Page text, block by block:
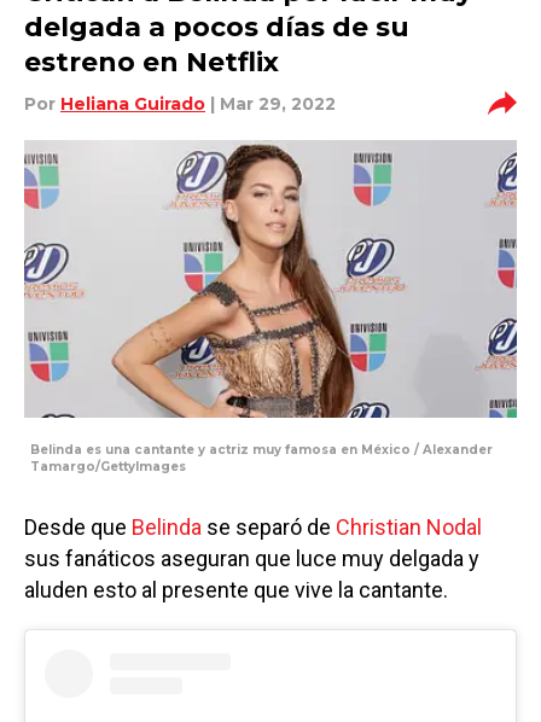
delgada a pocos días de su
estreno en Netflix
Por Heliana Guirado | Mar 29, 2022
Belinda es una cantante y actriz muy famosa en México / Alexander
Tamargo/GettyImages
Desde que Belinda se separó de Christian Nodal
sus fanáticos aseguran que luce muy delgada y
aluden esto al presente que vive la cantante.